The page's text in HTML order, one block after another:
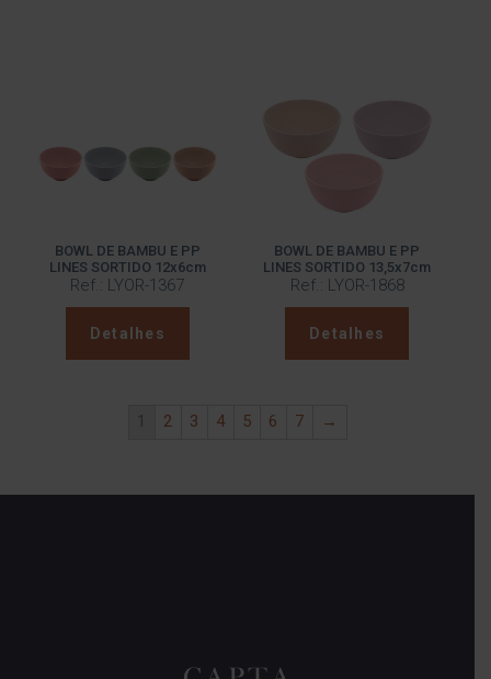
BOWL DE BAMBU E PP
LINES SORTIDO 12x6cm
Ref.: LYOR-1367
Detalhes
BOWL DE BAMBU E PP
LINES SORTIDO 13,5x7cm
Ref.: LYOR-1868
Detalhes
1 2 3 4 5 6 7 →